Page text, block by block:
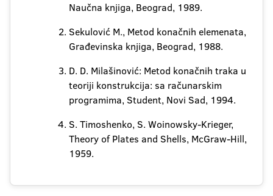
Naučna knjiga, Beograd, 1989.
Sekulović M., Metod konačnih elemenata,
Građevinska knjiga, Beograd, 1988.
D. D. Milašinović: Metod konačnih traka u
teoriji konstrukcija: sa računarskim
programima, Student, Novi Sad, 1994.
S. Timoshenko, S. Woinowsky-Krieger,
Theory of Plates and Shells, McGraw-Hill,
1959.